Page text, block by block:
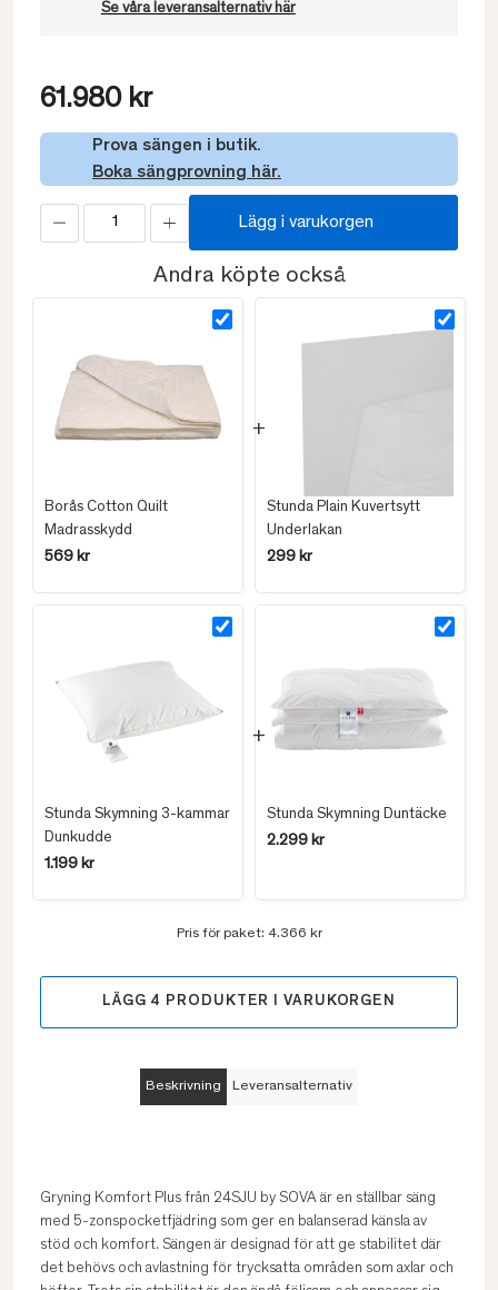
Se våra leveransalternativ här
61.980 kr
Prova sängen i butik.
Boka sängprovning här.
Lägg i varukorgen
Andra köpte också
Borås Cotton Quilt
Madrasskydd
569 kr
Stunda Plain Kuvertsytt
Underlakan
299 kr
Stunda Skymning 3-kammar
Dunkudde
1.199 kr
Stunda Skymning Duntäcke
2.299 kr
Pris för paket: 4.366 kr
LÄGG 4 PRODUKTER I VARUKORGEN
Beskrivning Leveransalternativ
Gryning Komfort Plus från 24SJU by SOVA är en ställbar säng
med 5-zonspocketfjädring som ger en balanserad känsla av
stöd och komfort. Sängen är designad för att ge stabilitet där
det behövs och avlastning för trycksatta områden som axlar och